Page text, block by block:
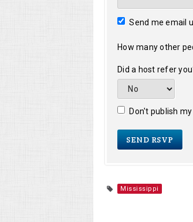
Send me email
How many other
Did a host refer
Don't publish
Mississippi